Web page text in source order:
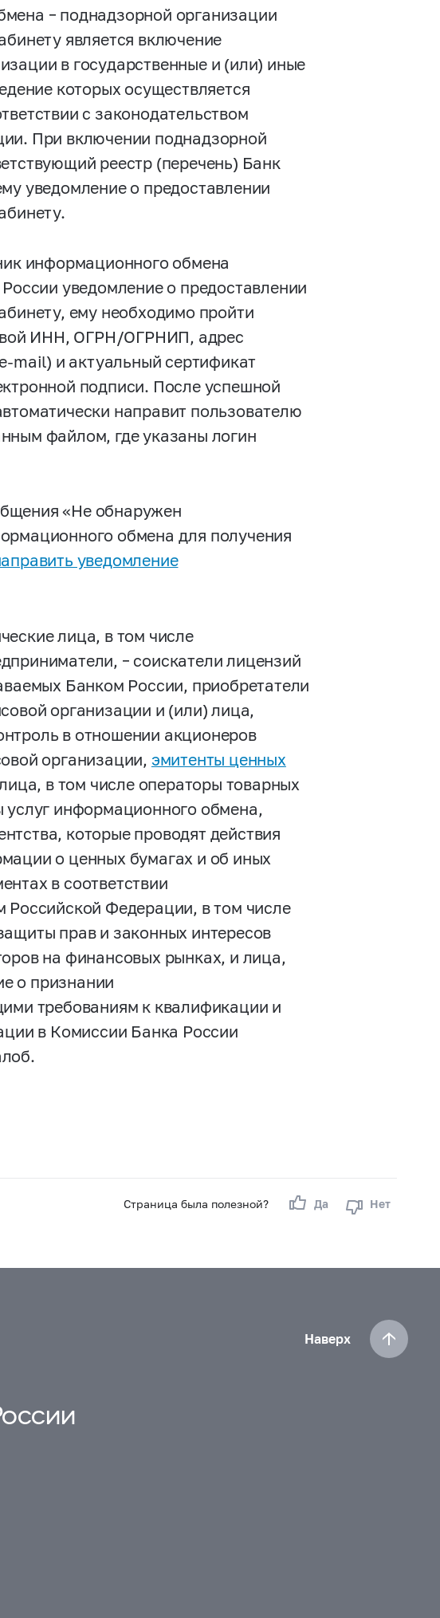
– поднадзорной организации
является включение
в государственные и (или) иные
которых осуществляется
с законодательством
При включении поднадзорной
реестр (перечень) Банк
уведомление о предоставлении
информационного обмена
уведомление о предоставлении
ему необходимо пройти
ИНН, ОГРН/ОГРНИП, адрес
mail) и актуальный сертификат
подписи. После успешной
направит пользователю
файлом, где указаны логин
«Не обнаружен
обмена для получения
уведомление
лица, в том числе
– соискатели лицензий
Банком России, приобретатели
организации и (или) лица,
в отношении акционеров
организации, эмитенты ценных
в том числе операторы товарных
услуг информационного обмена,
которые проводят действия
о ценных бумагах и об иных
в соответствии
Российской Федерации, в том числе
прав и законных интересов
на финансовых рынках, и лица,
о признании
требованиям к квалификации и
в Комиссии Банка России
Страница была полезной? Да Нет
Наверх